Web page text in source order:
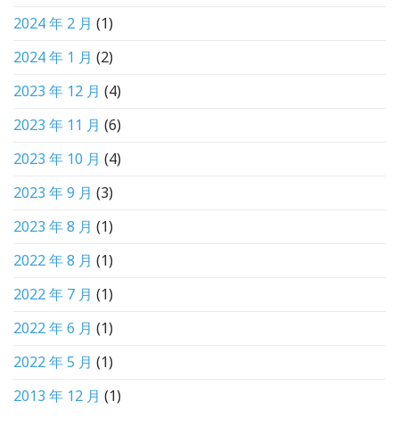
2024 年 2 月 (1)
2024 年 1 月 (2)
2023 年 12 月 (4)
2023 年 11 月 (6)
2023 年 10 月 (4)
2023 年 9 月 (3)
2023 年 8 月 (1)
2022 年 8 月 (1)
2022 年 7 月 (1)
2022 年 6 月 (1)
2022 年 5 月 (1)
2013 年 12 月 (1)